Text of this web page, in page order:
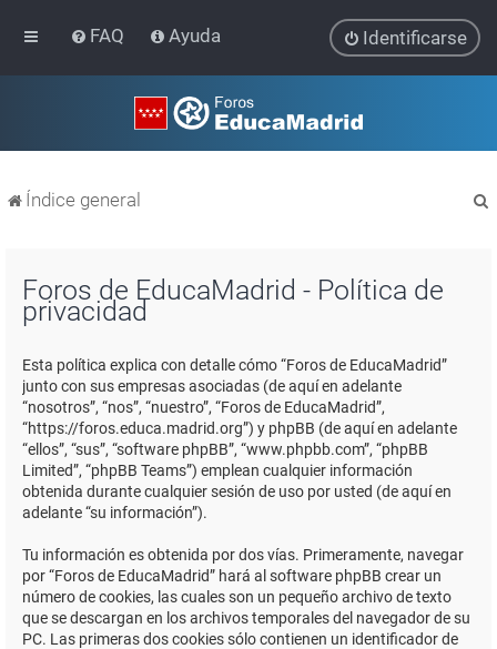
FAQ Ayuda Identificarse
Índice general
Foros de EducaMadrid - Política de
privacidad
Esta política explica con detalle cómo “Foros de EducaMadrid”
junto con sus empresas asociadas (de aquí en adelante
“nosotros”, “nos”, “nuestro”, “Foros de EducaMadrid”,
“https://foros.educa.madrid.org”) y phpBB (de aquí en adelante
“ellos”, “sus”, “software phpBB”, “www.phpbb.com”, “phpBB
Limited”, “phpBB Teams”) emplean cualquier información
obtenida durante cualquier sesión de uso por usted (de aquí en
adelante “su información”).
Tu información es obtenida por dos vías. Primeramente, navegar
por “Foros de EducaMadrid” hará al software phpBB crear un
número de cookies, las cuales son un pequeño archivo de texto
que se descargan en los archivos temporales del navegador de su
PC. Las primeras dos cookies sólo contienen un identificador de